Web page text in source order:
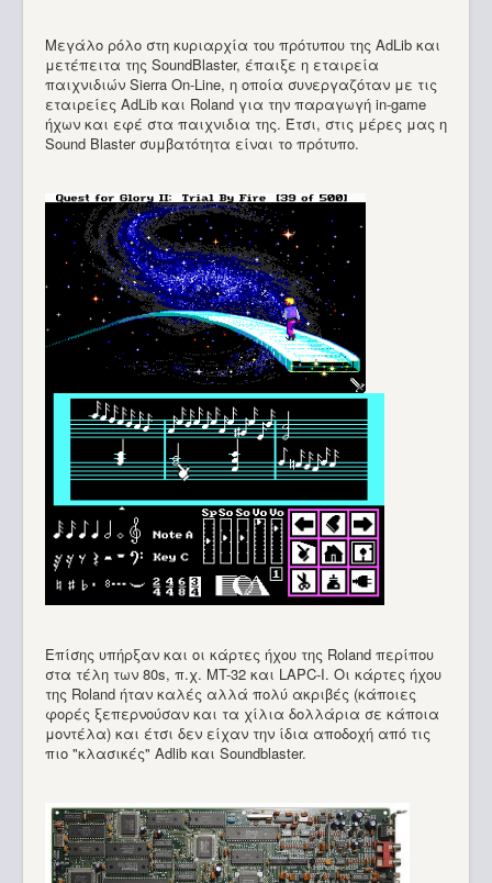
Μεγάλο ρόλο στη κυριαρχία του πρότυπου της AdLib και
μετέπειτα της SoundBlaster, έπαιξε η εταιρεία
παιχνιδιών Sierra On-Line, η οποία συνεργαζόταν με τις
εταιρείες AdLib και Roland για την παραγωγή in-game
ήχων και εφέ στα παιχνιδια της. Έτσι, στις μέρες μας η
Sound Blaster συμβατότητα είναι το πρότυπο.
Επίσης υπήρξαν και οι κάρτες ήχου της Roland περίπου
στα τέλη των 80s, π.χ. MT-32 και LAPC-I. Οι κάρτες ήχου
της Roland ήταν καλές αλλά πολύ ακριβές (κάποιες
φορές ξεπερνούσαν και τα χίλια δολλάρια σε κάποια
μοντέλα) και έτσι δεν είχαν την ίδια αποδοχή από τις
πιο "κλασικές" Adlib και Soundblaster.